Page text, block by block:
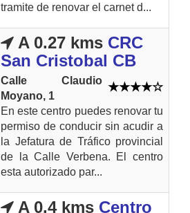
tramite de renovar el carnet d...
A 0.27 kms CRC
San Cristobal CB
Calle Claudio
Moyano, 1
En este centro puedes renovar tu
permiso de conducir sin acudir a
la Jefatura de Tráfico provincial
de la Calle Verbena. El centro
esta autorizado par...
A 0.4 kms Centro